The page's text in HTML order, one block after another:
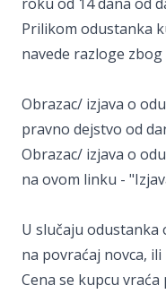
Prilikom odustanka
navede razloge
Obrazac/ izjava o
pravno dejstvo od
Obrazac/ izjava o
na ovom linku -
U slučaju
na povraćaj novca,
Cena se kupcu